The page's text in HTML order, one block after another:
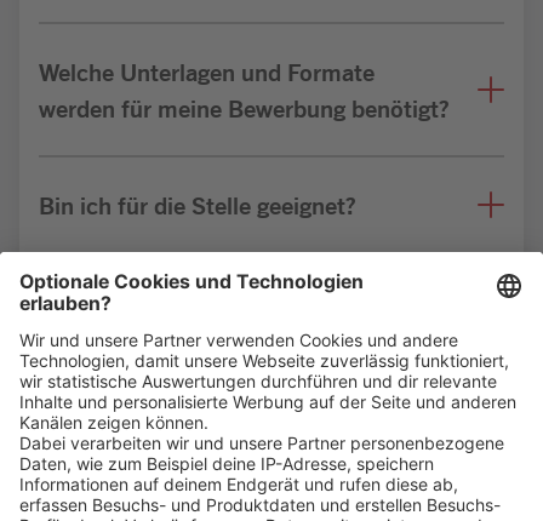
Welche Unterlagen und Formate
werden für meine Bewerbung benötigt?
Bin ich für die Stelle geeignet?
Weitere FAQs